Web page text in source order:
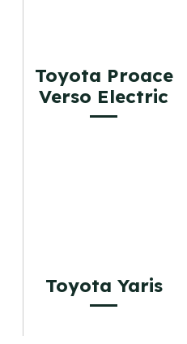
Toyota Proace
Verso Electric
Toyota Yaris